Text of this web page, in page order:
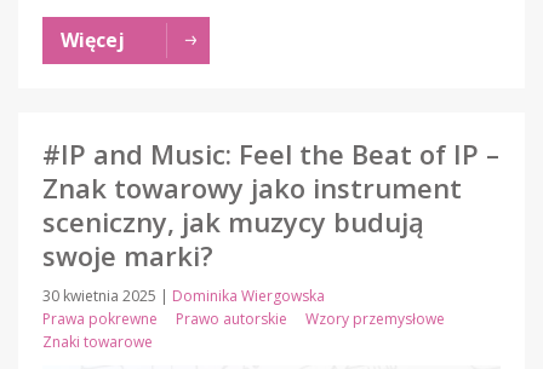
Więcej
#IP and Music: Feel the Beat of IP –
Znak towarowy jako instrument
sceniczny, jak muzycy budują
swoje marki?
30 kwietnia 2025 | Dominika Wiergowska
Prawa pokrewne
Prawo autorskie
Wzory przemysłowe
Znaki towarowe